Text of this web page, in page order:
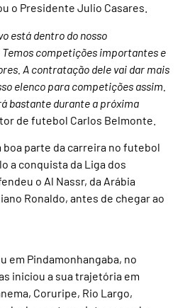
o Presidente Julio Casares.
está dentro do nosso
competições importantes e
A contratação dele vai dar mais
elenco para competições assim.
bastante durante a próxima
de futebol Carlos Belmonte.
boa parte da carreira no futebol
a conquista da Liga dos
o Al Nassr, da Arábia
Ronaldo, antes de chegar ao
em Pindamonhangaba, no
iniciou a sua trajetória em
Coruripe, Rio Largo,